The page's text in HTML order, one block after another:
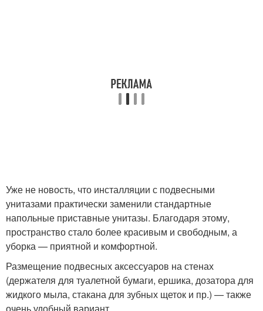
Уже не новость, что инсталляции с подвесными
унитазами практически заменили стандартные
напольные приставные унитазы. Благодаря этому,
пространство стало более красивым и свободным, а
уборка — приятной и комфортной.
Размещение подвесных аксессуаров на стенах
(держателя для туалетной бумаги, ершика, дозатора для
жидкого мыла, стакана для зубных щеток и пр.) — также